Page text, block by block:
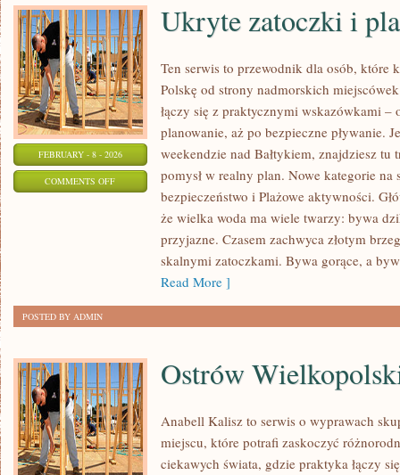
FEBRUARY - 8 - 2026
COMMENTS OFFON
Ukryte zatoczki i
Ten serwis to przewodnik dla osób, które
Polskę od strony nadmorskich
łączy się z praktycznymi wskazówkami
planowanie, aż po bezpieczne pływanie.
weekendzie nad Bałtykiem, znajdziesz
pomysł w realny plan. Nowe kategorie na
bezpieczeństwo i Plażowe aktywności.
że wielka woda ma wiele twarzy: bywa
przyjazne. Czasem zachwyca złotym
skalnymi zatoczkami. Bywa gorące, a
Read More ]
POSTED BY ADMIN
Ostrów
Anabell Kalisz to serwis o wyprawach
miejscu, które potrafi zaskoczyć
ciekawych świata, gdzie praktyka łączy